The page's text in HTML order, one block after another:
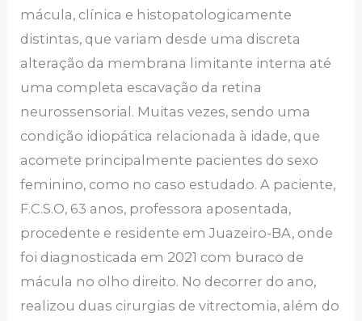
mácula, clínica e histopatologicamente
distintas, que variam desde uma discreta
alteração da membrana limitante interna até
uma completa escavação da retina
neurossensorial. Muitas vezes, sendo uma
condição idiopática relacionada à idade, que
acomete principalmente pacientes do sexo
feminino, como no caso estudado. A paciente,
F.C.S.O, 63 anos, professora aposentada,
procedente e residente em Juazeiro-BA, onde
foi diagnosticada em 2021 com buraco de
mácula no olho direito. No decorrer do ano,
realizou duas cirurgias de vitrectomia, além do